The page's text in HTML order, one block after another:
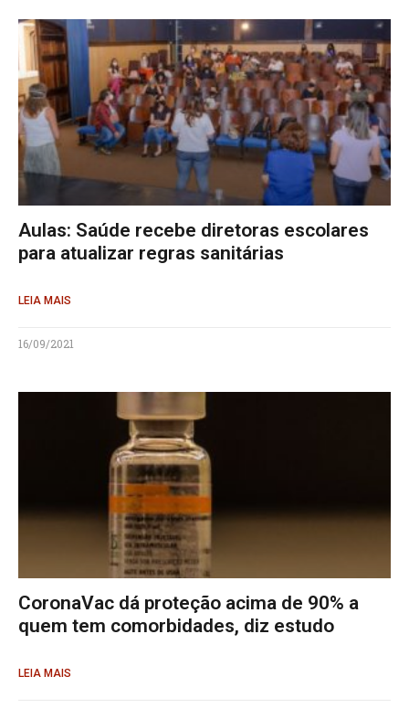
Aulas: Saúde recebe diretoras escolares
para atualizar regras sanitárias
LEIA MAIS
16/09/2021
CoronaVac dá proteção acima de 90% a
quem tem comorbidades, diz estudo
LEIA MAIS